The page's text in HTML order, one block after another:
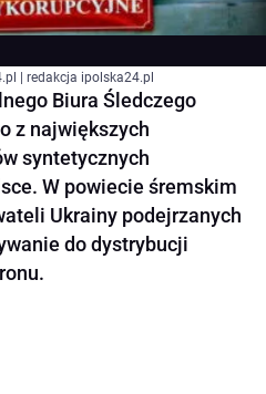
| redakcja ipolska24.pl
Biura Śledczego
z największych
syntetycznych
W powiecie śremskim
Ukrainy podejrzanych
do dystrybucji